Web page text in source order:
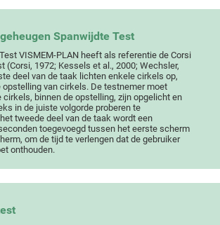
Spanwijdte Test
VISMEM-PLAN heeft als referentie de Corsi
(Corsi, 1972; Kessels et al., 2000; Wechsler,
deel van de taak lichten enkele cirkels op,
opstelling van cirkels. De testnemer moet
cirkels, binnen de opstelling, zijn opgelicht en
in de juiste volgorde proberen te
tweede deel van de taak wordt een
toegevoegd tussen het eerste scherm
om de tijd te verlengen dat de gebruiker
onthouden.